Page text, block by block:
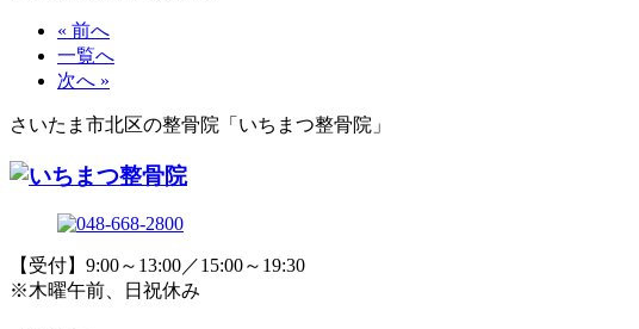
« 前へ
一覧へ
次へ »
さいたま市北区の整骨院「いちまつ整骨院」
【受付】9:00～13:00／15:00～19:30
※木曜午前、日祝休み